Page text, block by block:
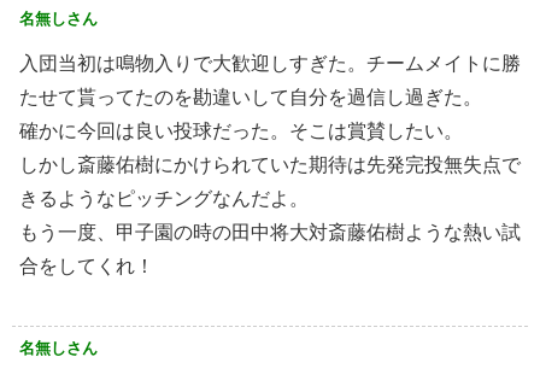
名無しさん
入団当初は鳴物入りで大歓迎しすぎた。チームメイトに勝
たせて貰ってたのを勘違いして自分を過信し過ぎた。
確かに今回は良い投球だった。そこは賞賛したい。
しかし斎藤佑樹にかけられていた期待は先発完投無失点で
きるようなピッチングなんだよ。
もう一度、甲子園の時の田中将大対斎藤佑樹ような熱い試
合をしてくれ！
名無しさん